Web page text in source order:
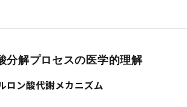
分解プロセスの医学的理解
ロン酸代謝メカニズム